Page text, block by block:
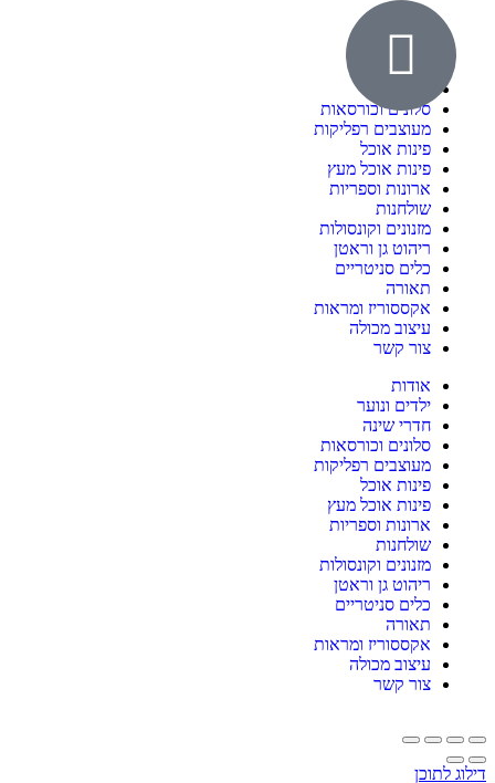
ילדים ונוער
סלונים וכורסאות
מעוצבים רפליקות
פינות אוכל
פינות אוכל מעץ
ארונות וספריות
שולחנות
מזנונים וקונסולות
ריהוט גן וראטן
כלים סניטריים
תאורה
אקססוריז ומראות
עיצוב מכולה
צור קשר
אודות
ילדים ונוער
חדרי שינה
סלונים וכורסאות
מעוצבים רפליקות
פינות אוכל
פינות אוכל מעץ
ארונות וספריות
שולחנות
מזנונים וקונסולות
ריהוט גן וראטן
כלים סניטריים
תאורה
אקססוריז ומראות
עיצוב מכולה
צור קשר
דילוג לתוכן